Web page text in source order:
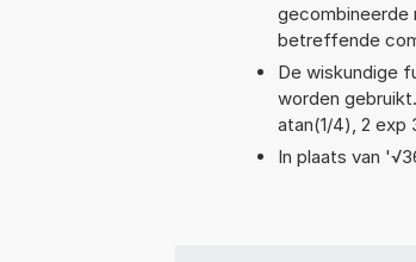
gecombineerde
betreffende
De wiskundige
worden
atan(1/4), 2
In plaats van